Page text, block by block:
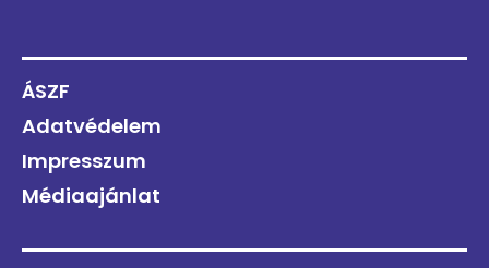
ÁSZF
Adatvédelem
Impresszum
Médiaajánlat